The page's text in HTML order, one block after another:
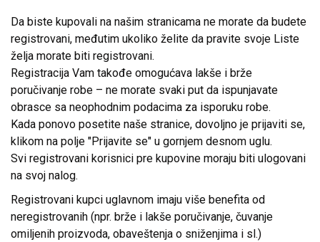
Da biste kupovali na našim stranicama ne morate da budete
registrovani, međutim ukoliko želite da pravite svoje Liste
želja morate biti registrovani.
Registracija Vam takođe omogućava lakše i brže
poručivanje robe – ne morate svaki put da ispunjavate
obrasce sa neophodnim podacima za isporuku robe.
Kada ponovo posetite naše stranice, dovoljno je prijaviti se,
klikom na polje "Prijavite se" u gornjem desnom uglu.
Svi registrovani korisnici pre kupovine moraju biti ulogovani
na svoj nalog.
Registrovani kupci uglavnom imaju više benefita od
neregistrovanih (npr. brže i lakše poručivanje, čuvanje
omiljenih proizvoda, obaveštenja o sniženjima i sl.)